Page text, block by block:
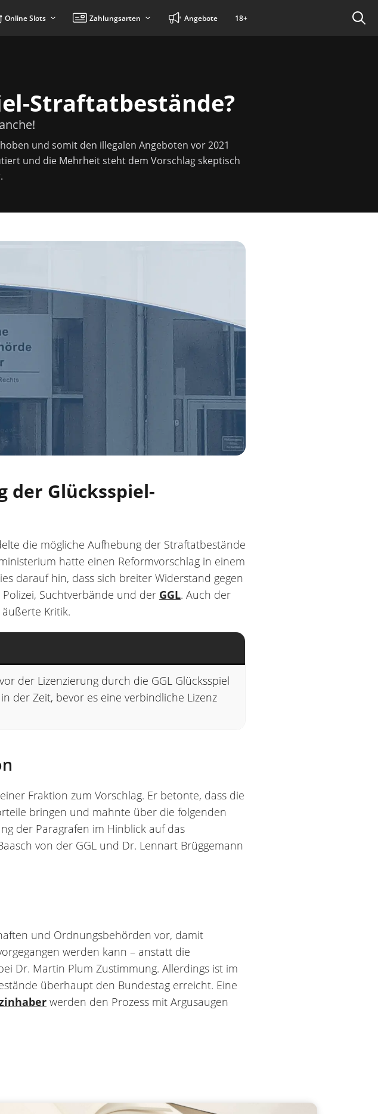
Online Slots Zahlungsarten Angebote 18+
Straftatbestände?
und somit den illegalen Angeboten vor 2021
und die Mehrheit steht dem Vorschlag skeptisch
der Glücksspiel-
die mögliche Aufhebung der Straftatbestände
hatte einen Reformvorschlag in einem
darauf hin, dass sich breiter Widerstand gegen
Suchtverbände und der GGL. Auch der
Kritik.
der Lizenzierung durch die GGL Glücksspiel
der Zeit, bevor es eine verbindliche Lizenz
Fraktion zum Vorschlag. Er betonte, dass die
bringen und mahnte über die folgenden
der Paragrafen im Hinblick auf das
von der GGL und Dr. Lennart Brüggemann
und Ordnungsbehörden vor, damit
werden kann – anstatt die
Dr. Martin Plum Zustimmung. Allerdings ist im
überhaupt den Bundestag erreicht. Eine
werden den Prozess mit Argusaugen